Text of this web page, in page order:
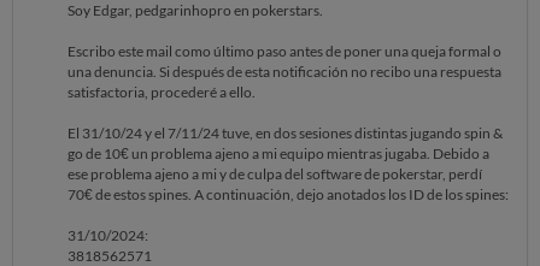
Soy Edgar, pedgarinhopro en pokerstars.
Escribo este mail como último paso antes de poner una queja formal o
una denuncia. Si después de esta notificación no recibo una respuesta
satisfactoria, procederé a ello.
El 31/10/24 y el 7/11/24 tuve, en dos sesiones distintas jugando spin &
go de 10€ un problema ajeno a mi equipo mientras jugaba. Debido a
ese problema ajeno a mi y de culpa del software de pokerstar, perdí
70€ de estos spines. A continuación, dejo anotados los ID de los spines:
31/10/2024:
3818562571